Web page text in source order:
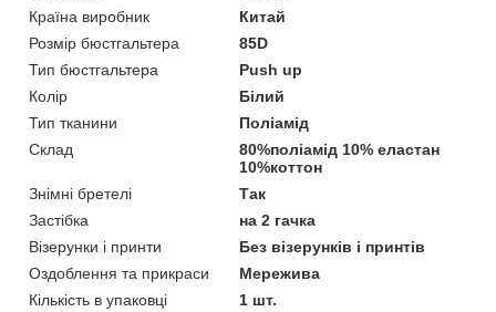
Країна виробник
Китай
Розмір бюстгальтера
85D
Тип бюстгальтера
Push up
Колір
Білий
Тип тканини
Поліамід
Склад
80%поліамід 10% еластан
10%коттон
Знімні бретелі
Так
Застібка
на 2 гачка
Візерунки і принти
Без візерунків і принтів
Оздоблення та прикраси
Мережива
Кількість в упаковці
1 шт.